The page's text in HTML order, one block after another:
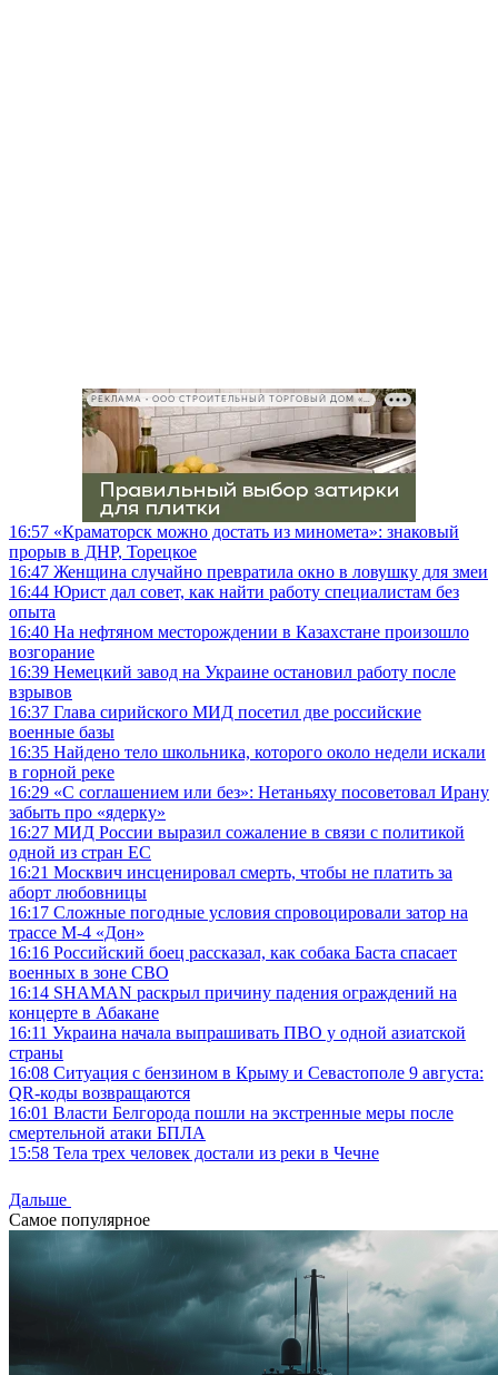
РЕКЛАМА • ООО СТРОИТЕЛЬНЫЙ ТОРГОВЫЙ ДОМ «ПЕТРОВИЧ», ИНН 7802348846
16:57 «Краматорск можно достать из миномета»: знаковый
прорыв в ДНР, Торецкое
16:47 Женщина случайно превратила окно в ловушку для змеи
16:44 Юрист дал совет, как найти работу специалистам без
опыта
16:40 На нефтяном месторождении в Казахстане произошло
возгорание
16:39 Немецкий завод на Украине остановил работу после
взрывов
16:37 Глава сирийского МИД посетил две российские
военные базы
16:35 Найдено тело школьника, которого около недели искали
в горной реке
16:29 «С соглашением или без»: Нетаньяху посоветовал Ирану
забыть про «ядерку»
16:27 МИД России выразил сожаление в связи с политикой
одной из стран ЕС
16:21 Москвич инсценировал смерть, чтобы не платить за
аборт любовницы
16:17 Сложные погодные условия спровоцировали затор на
трассе М-4 «Дон»
16:16 Российский боец рассказал, как собака Баста спасает
военных в зоне СВО
16:14 SHAMAN раскрыл причину падения ограждений на
концерте в Абакане
16:11 Украина начала выпрашивать ПВО у одной азиатской
страны
16:08 Ситуация с бензином в Крыму и Севастополе 9 августа:
QR-коды возвращаются
16:01 Власти Белгорода пошли на экстренные меры после
смертельной атаки БПЛА
15:58 Тела трех человек достали из реки в Чечне
Дальше
Самое популярное